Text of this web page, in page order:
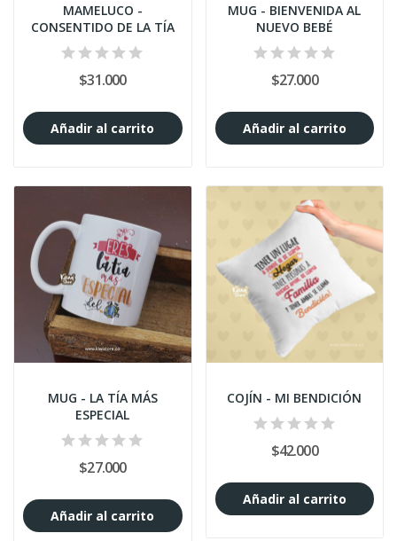
MAMELUCO -
CONSENTIDO DE LA TÍA
$31.000
Añadir al carrito
MUG - BIENVENIDA AL
NUEVO BEBÉ
$27.000
Añadir al carrito
MUG - LA TÍA MÁS
ESPECIAL
$27.000
Añadir al carrito
COJÍN - MI BENDICIÓN
$42.000
Añadir al carrito